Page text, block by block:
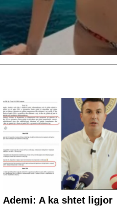
Ademi: A ka shtet ligjor